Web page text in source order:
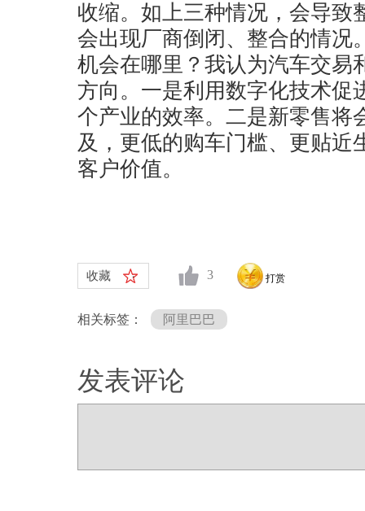
收缩。如上三种情况，会导致
会出现厂商倒闭、整合的情况
机会在哪里？我认为汽车交易
方向。一是利用数字化技术促
个产业的效率。二是新零售将
及，更低的购车门槛、更贴近
客户价值。
收藏 3 打赏
相关标签： 阿里巴巴
发表评论